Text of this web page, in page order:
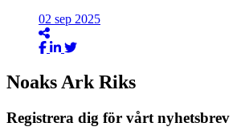
02 sep 2025
Noaks Ark Riks
Registrera dig för vårt nyhetsbrev